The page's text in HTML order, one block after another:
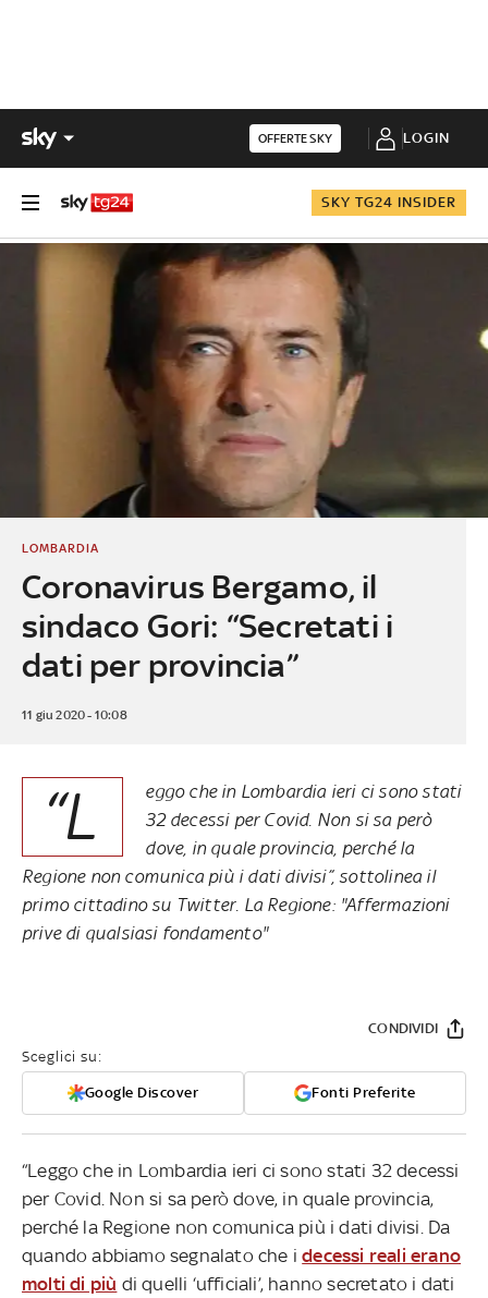
OFFERTE SKY LOGIN
SKY TG24 INSIDER
Coronavirus Bergamo, il
sindaco Gori: “Secretati i
dati per provincia”
LOMBARDIA
11 giu 2020 - 10:08
“L
eggo che in Lombardia ieri ci sono stati
32 decessi per Covid. Non si sa però
dove, in quale provincia, perché la
Regione non comunica più i dati divisi”, sottolinea il
primo cittadino su Twitter. La Regione: "Affermazioni
prive di qualsiasi fondamento"
Sceglici su:
Google Discover Fonti Preferite
CONDIVIDI
“Leggo che in Lombardia ieri ci sono stati 32 decessi
per Covid. Non si sa però dove, in quale provincia,
perché la Regione non comunica più i dati divisi. Da
quando abbiamo segnalato che idecessi reali erano
molti di più di quelli ‘ufficiali’, hanno secretato i dati